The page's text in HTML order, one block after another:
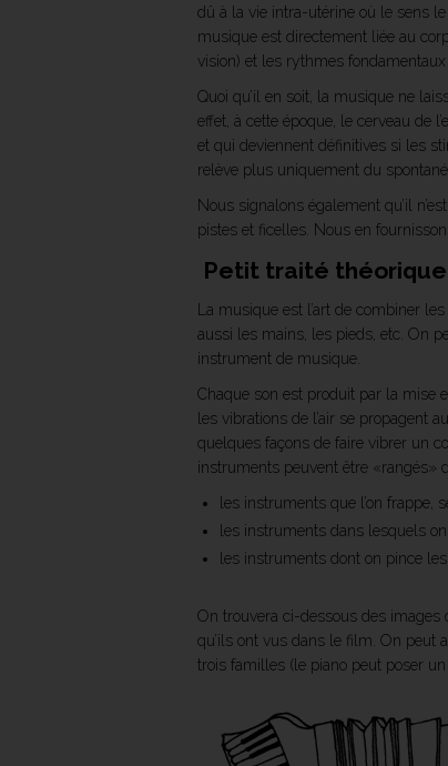
dû à la vie intra-utérine où le sens
musique est directement liée au
vision) et les rythmes fondamentaux
Quoi qu’il en soit, la musique ne
effet, à cette époque, le cerveau de
et qui deviennent définitives si les
relève plus uniquement du
Nous signalons également qu’il
pistes et ficelles. Nous en
Petit traité
La musique est l’art de combiner
aussi les mains, les pieds, etc. On
instrument de musique.
Chaque son est produit par la mise
les vibrations de l’air se propagent
quelques façons de faire vibrer un
instruments peuvent être «rangés»
les instruments que l’on frappe,
les instruments dans lesquels
les instruments dont on pince
On trouvera ci-dessous des
qu’ils ont vus dans le film. On peut
trois familles (le piano peut poser un